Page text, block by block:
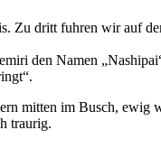
Zu dritt fuhren wir auf
den Namen
mitten im Busch,
traurig.